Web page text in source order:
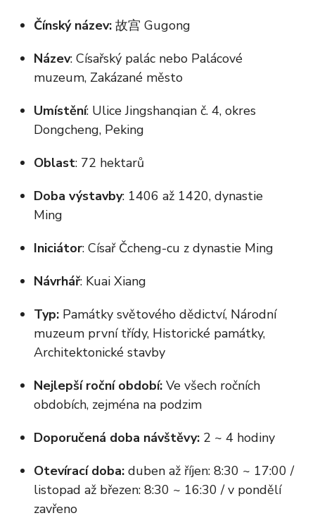
Čínský název: 故宫 Gugong
Název: Císařský palác nebo Palácové
muzeum, Zakázané město
Umístění: Ulice Jingshanqian č. 4, okres
Dongcheng, Peking
Oblast: 72 hektarů
Doba výstavby: 1406 až 1420, dynastie
Ming
Iniciátor: Císař Čcheng-cu z dynastie Ming
Návrhář: Kuai Xiang
Typ: Památky světového dědictví, Národní
muzeum první třídy, Historické památky,
Architektonické stavby
Nejlepší roční období: Ve všech ročních
obdobích, zejména na podzim
Doporučená doba návštěvy: 2 ~ 4 hodiny
Otevírací doba: duben až říjen: 8:30 ~ 17:00 /
listopad až březen: 8:30 ~ 16:30 / v pondělí
zavřeno